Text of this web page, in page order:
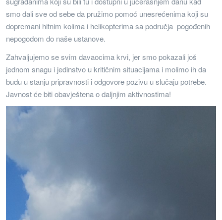
smo dali sve od sebe da pružimo pomoć unesrećenima koji su
dopremani hitnim kolima i helikopterima sa područja pogođenih
nepogodom do naše ustanove.
Zahvaljujemo se svim davaocima krvi, jer smo pokazali još
jednom snagu i jedinstvo u kritičnim situacijama i molimo ih da
budu u stanju pripravnosti i odgovore pozivu u slučaju potrebe.
Javnost će biti obavještena o daljnjim aktivnostima!